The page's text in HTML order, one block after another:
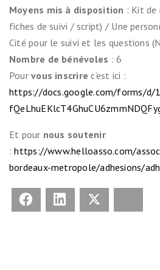
Moyens mis à disposition : Kit
fiches de suivi / script) / Une
Cité pour le suivi et les questions
Nombre de bénévoles : 6
Pourvous inscrire c’est ici :
https://docs.google.com/forms/d/
Et pour nous soutenir
:https://www.helloasso.com/
bordeaux-metropole/adhesions/
Facebook LinkedIn